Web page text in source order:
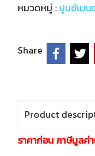
หมวดหมู่ : ปูนซีเมน
Share
Product
ราคาก่อน ภาษีมูลค่า